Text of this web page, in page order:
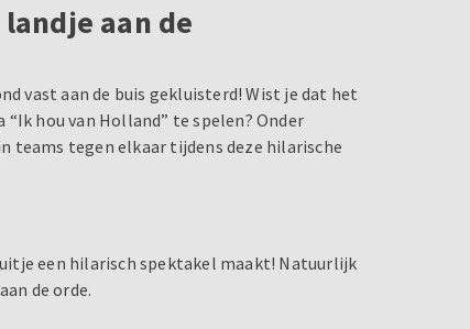
aan de
vast aan de buis gekluisterd! Wist je dat het
hou van Holland” te spelen? Onder
teams tegen elkaar tijdens deze hilarische
een hilarisch spektakel maakt! Natuurlijk
de orde.